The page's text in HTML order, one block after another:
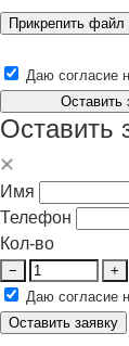
Прикрепить файл
Даю согласие
Оставить
Оставить
Имя
Телефон
Кол-во
−
+
Даю согласие
Оставить заявку